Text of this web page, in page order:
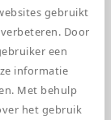
gebruikt
Door
een
informatie
Met behulp
het gebruik
te
je niet
Ben je